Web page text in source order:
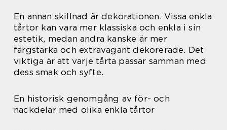
En annan skillnad är dekorationen. Vissa enkla
tårtor kan vara mer klassiska och enkla i sin
estetik, medan andra kanske är mer
färgstarka och extravagant dekorerade. Det
viktiga är att varje tårta passar samman med
dess smak och syfte.
En historisk genomgång av för- och
nackdelar med olika enkla tårtor